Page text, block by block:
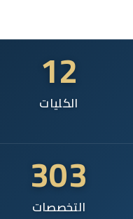
12
الكليات
303
التخصصات